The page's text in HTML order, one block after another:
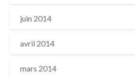
juin 2014
avril 2014
mars 2014